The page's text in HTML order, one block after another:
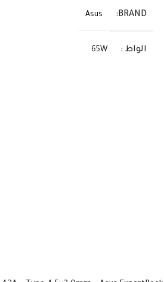
BRAND
Asus
الواط 65W